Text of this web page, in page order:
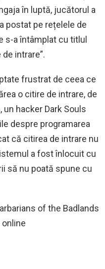
în luptă, jucătorul a
postat pe rețelele de
s-a întâmplat cu titlul
intrare”.
frustrat de ceea ce
o citire de intrare, de
hacker Dark Souls
despre programarea
că citirea de intrare nu
a fost înlocuit cu
să nu poată spune cu
of the Badlands